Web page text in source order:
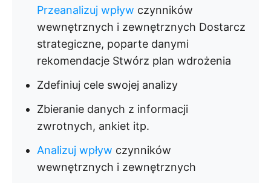
Przeanalizuj wpływ czynników
wewnętrznych i zewnętrznych Dostarcz
strategiczne, poparte danymi
rekomendacje Stwórz plan wdrożenia
Zdefiniuj cele swojej analizy
Zbieranie danych z informacji
zwrotnych, ankiet itp.
Analizuj wpływ czynników
wewnętrznych i zewnętrznych